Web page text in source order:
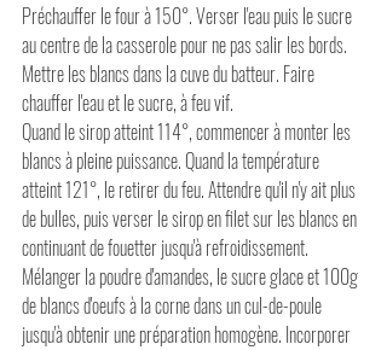
Préchauffer le four à 150°. Verser l'eau puis le sucre
au centre de la casserole pour ne pas salir les bords.
Mettre les blancs dans la cuve du batteur. Faire
chauffer l'eau et le sucre, à feu vif.
Quand le sirop atteint 114°, commencer à monter les
blancs à pleine puissance. Quand la température
atteint 121°, le retirer du feu. Attendre qu'il n'y ait plus
de bulles, puis verser le sirop en filet sur les blancs en
continuant de fouetter jusqu'à refroidissement.
Mélanger la poudre d'amandes, le sucre glace et 100g
de blancs d'oeufs à la corne dans un cul-de-poule
jusqu'à obtenir une préparation homogène. Incorporer